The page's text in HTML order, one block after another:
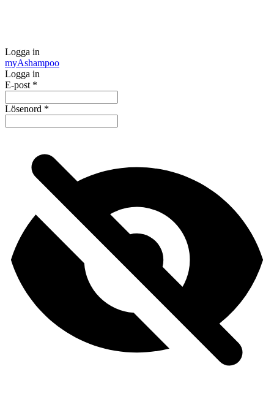
Logga in
myAshampoo
Logga in
E-post *
Lösenord *